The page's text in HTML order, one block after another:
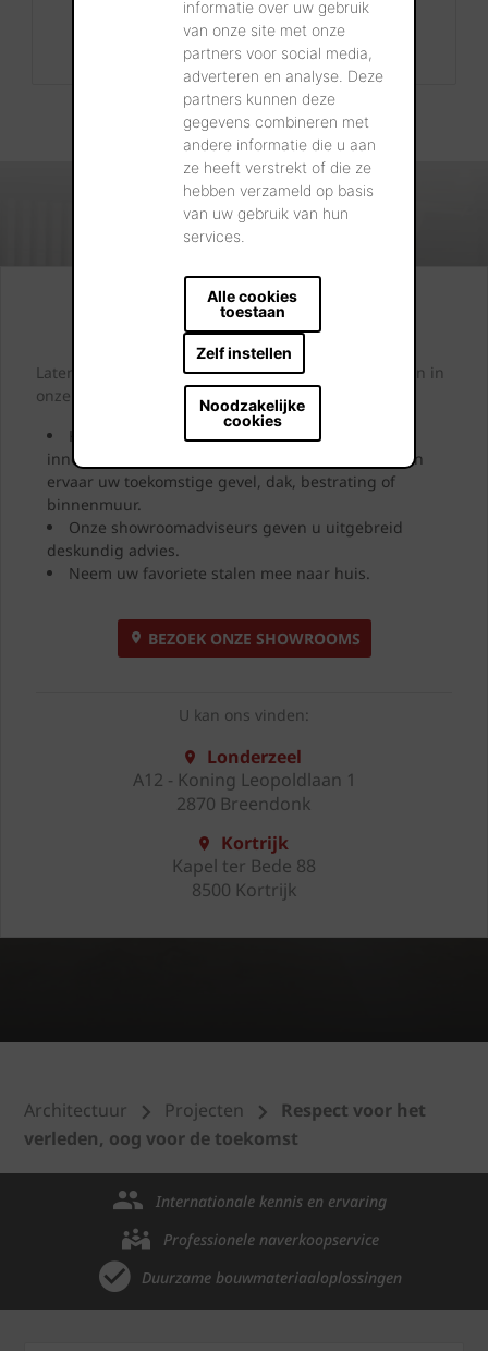
informatie over uw gebruik
van onze site met onze
partners voor social media,
adverteren en analyse. Deze
partners kunnen deze
gegevens combineren met
andere informatie die u aan
ze heeft verstrekt of die ze
hebben verzameld op basis
van uw gebruik van hun
services.
Alle cookies
toestaan
Zelf instellen
Noodzakelijke
cookies
+32 56 24 96 38
info@wienerberger.be
Kijk. Droom. Kies.
Laten we samen letterlijk uw dromen tastbaar maken in
onze showrooms.
Kom langs en laat u inspireren door onze
innovatieve oplossingen. Bekijk ze, neem ze vast en
ervaar uw toekomstige gevel, dak, bestrating of
binnenmuur.
Onze showroomadviseurs geven u uitgebreid
deskundig advies.
Neem uw favoriete stalen mee naar huis.
BEZOEK ONZE SHOWROOMS
U kan ons vinden:
Londerzeel
A12 - Koning Leopoldlaan 1
2870 Breendonk
Kortrijk
Kapel ter Bede 88
8500 Kortrijk
Architectuur Projecten
Respect voor het
verleden, oog voor de toekomst
Internationale kennis en ervaring
Professionele naverkoopservice
Duurzame bouwmateriaaloplossingen